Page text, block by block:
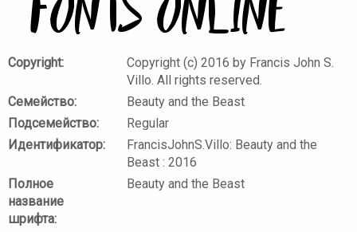
Copyright:
Copyright (c) 2016 by Francis John S.
Villo. All rights reserved.
Семейство:
Beauty and the Beast
Подсемейство:
Regular
Идентификатор:
FrancisJohnS.Villo: Beauty and the
Beast : 2016
Полное
название
шрифта:
Beauty and the Beast